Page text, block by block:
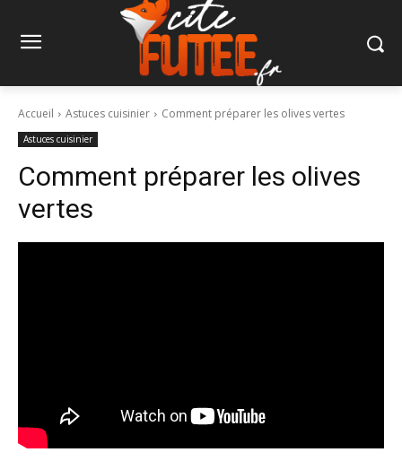
Accueil Astuces cuisinier Comment préparer les olives vertes
Astuces cuisinier
Comment préparer les olives
vertes